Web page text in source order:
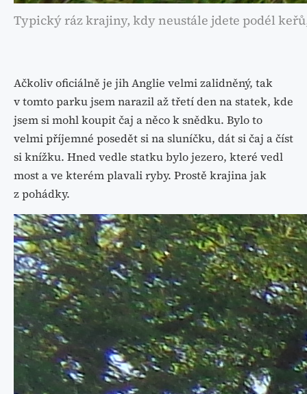
Typický ráz krajiny, kdy neustále jdete podél
Ačkoliv oficiálně je jih Anglie velmi zalidněný, tak
v tomto parku jsem narazil až třetí den na statek, kde
jsem si mohl koupit čaj a něco k snědku. Bylo to
velmi příjemné posedět si na sluníčku, dát si čaj a číst
si knížku. Hned vedle statku bylo jezero, které vedl
most a ve kterém plavali ryby. Prostě krajina jak
z pohádky.